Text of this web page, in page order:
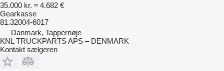
35.000 kr. ≈ 4.682 €
Gearkasse
81.32004-6017
Danmark, Tappernøje
KNL TRUCKPARTS APS – DENMARK
Kontakt sælgeren